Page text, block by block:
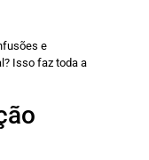
e
Isso faz toda a